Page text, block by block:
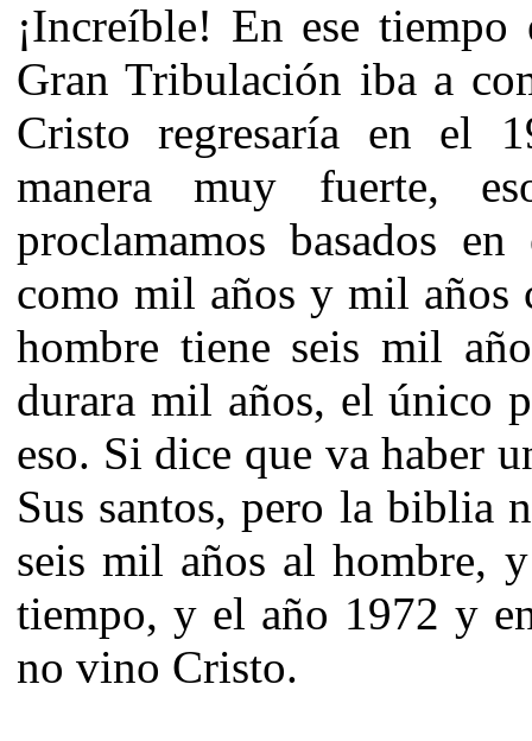
¡Increíble! En ese
Gran Tribulación iba a
Cristo regresaría en el
manera muy fuerte,
proclamamos basados
como mil años y mil años
hombre tiene seis mil
durara mil años, el único
eso. Si dice que va haber
Sus santos, pero la biblia
seis mil años al hombre,
tiempo, y el año 1972 y
no vino Cristo.